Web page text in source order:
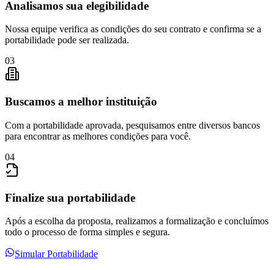
Analisamos sua elegibilidade
Nossa equipe verifica as condições do seu contrato e confirma se a
portabilidade pode ser realizada.
03
Buscamos a melhor instituição
Com a portabilidade aprovada, pesquisamos entre diversos bancos
para encontrar as melhores condições para você.
04
Finalize sua portabilidade
Após a escolha da proposta, realizamos a formalização e concluímos
todo o processo de forma simples e segura.
Simular Portabilidade